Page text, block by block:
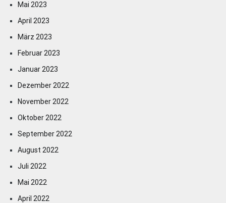
Mai 2023
April 2023
März 2023
Februar 2023
Januar 2023
Dezember 2022
November 2022
Oktober 2022
September 2022
August 2022
Juli 2022
Mai 2022
April 2022